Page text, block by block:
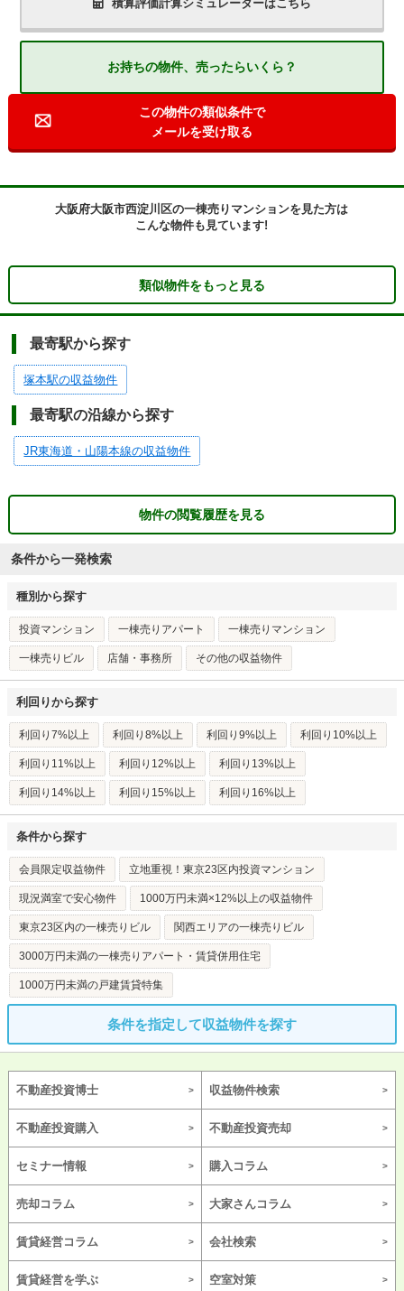
積算評価計算シミュレーターはこちら
お持ちの物件、売ったらいくら？
この物件の類似条件で
メールを受け取る
大阪府大阪市西淀川区の一棟売りマンションを見た方は
こんな物件も見ています!
類似物件をもっと見る
最寄駅から探す
塚本駅の収益物件
最寄駅の沿線から探す
JR東海道・山陽本線の収益物件
物件の閲覧履歴を見る
条件から一発検索
種別から探す
投資マンション 一棟売りアパート 一棟売りマンション
一棟売りビル 店舗・事務所 その他の収益物件
利回りから探す
利回り7%以上 利回り8%以上 利回り9%以上 利回り10%以上
利回り11%以上 利回り12%以上 利回り13%以上
利回り14%以上 利回り15%以上 利回り16%以上
条件から探す
会員限定収益物件 立地重視！東京23区内投資マンション
現況満室で安心物件 1000万円未満×12%以上の収益物件
東京23区内の一棟売りビル 関西エリアの一棟売りビル
3000万円未満の一棟売りアパート・賃貸併用住宅
1000万円未満の戸建賃貸特集
条件を指定して収益物件を探す
不動産投資博士 収益物件検索
不動産投資購入 不動産投資売却
セミナー情報 購入コラム
売却コラム 大家さんコラム
賃貸経営コラム 会社検索
賃貸経営を学ぶ 空室対策